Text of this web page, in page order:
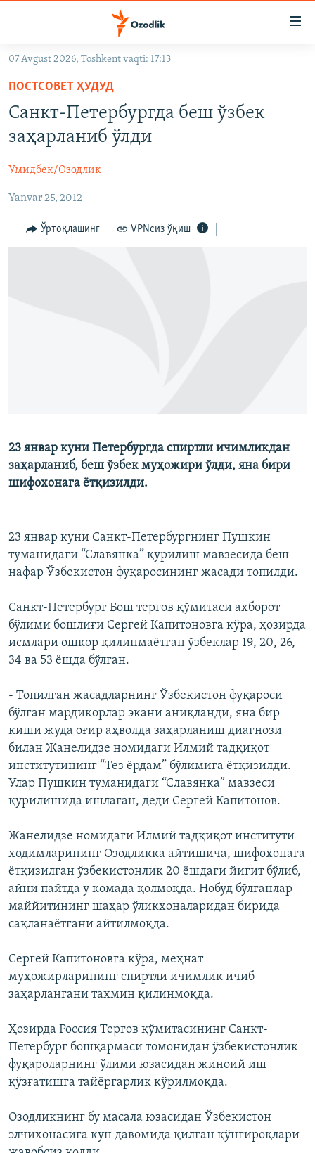
Асосий
навигацияга
ўтинг
Қидиришга
На русском
ИЖТИМОИЙ ТАРМОҚЛАР
07 Avgust 2026, Toshkent vaqti: 17:13
ПОСТСОВЕТ ҲУДУД
Санкт-Петербургда беш ўзбек
заҳарланиб ўлди
Умидбек/Озодлик
Yanvar 25, 2012
Ўртоқлашинг VPNсиз ўқиш
23 январ куни Петербургда спиртли ичимликдан
заҳарланиб, беш ўзбек муҳожири ўлди, яна бири
шифохонага ётқизилди.
23 январ куни Санкт-Петербургнинг Пушкин
туманидаги “Славянка” қурилиш мавзесида беш
нафар Ўзбекистон фуқаросининг жасади топилди.
Санкт-Петербург Бош тергов қўмитаси ахборот
бўлими бошлиғи Сергей Капитоновга кўра, ҳозирда
исмлари ошкор қилинмаётган ўзбеклар 19, 20, 26,
34 ва 53 ёшда бўлган.
- Топилган жасадларнинг Ўзбекистон фуқароси
бўлган мардикорлар экани аниқланди, яна бир
киши жуда оғир аҳволда заҳарланиш диагнози
билан Жанелидзе номидаги Илмий тадқиқот
институтининг “Тез ёрдам” бўлимига ётқизилди.
Улар Пушкин туманидаги “Славянка” мавзеси
қурилишида ишлаган, деди Сергей Капитонов.
Жанелидзе номидаги Илмий тадқиқот институти
ходимларининг Озодликка айтишича, шифохонага
ётқизилган ўзбекистонлик 20 ёшдаги йигит бўлиб,
айни пайтда у комада қолмоқда. Нобуд бўлганлар
маййитининг шаҳар ўликхоналаридан бирида
сақланаëтгани айтилмоқда.
Сергей Капитоновга кўра, меҳнат
муҳожирларининг спиртли ичимлик ичиб
заҳарлангани тахмин қилинмоқда.
Ҳозирда Россия Тергов қўмитасининг Санкт-
Петербург бошқармаси томонидан ўзбекистонлик
фуқароларнинг ўлими юзасидан жиноий иш
қўзғатишга тайёргарлик кўрилмоқда.
Озодликнинг бу масала юзасидан Ўзбекистон
элчихонасига кун давомида қилган қўнғироқлари